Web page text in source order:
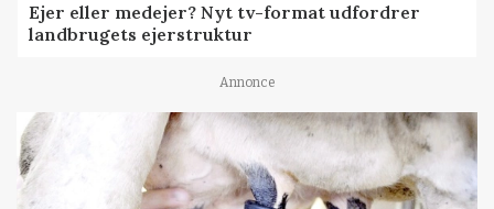
Ejer eller medejer? Nyt tv-format udfordrer
landbrugets ejerstruktur
Annonce